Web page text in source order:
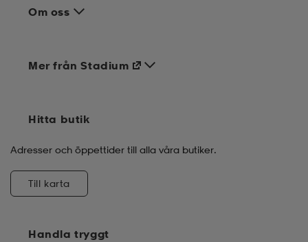
Om oss
Handla tryggt
Mer från Stadium
Hitta butik
Adresser och öppettider till alla våra butiker.
Till karta